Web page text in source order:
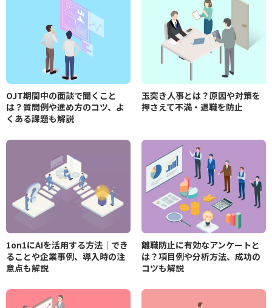
OJT期間中の面談で聞くこと
は？質問例や進め方のコツ、よ
くある課題も解説
玉突き人事とは？原因や対策を
押さえて不満・退職を防止
1on1にAIを活用する方法｜でき
ることや企業事例、導入時の注
意点も解説
離職防止に有効なアンケートと
は？項目例や分析方法、成功の
コツも解説